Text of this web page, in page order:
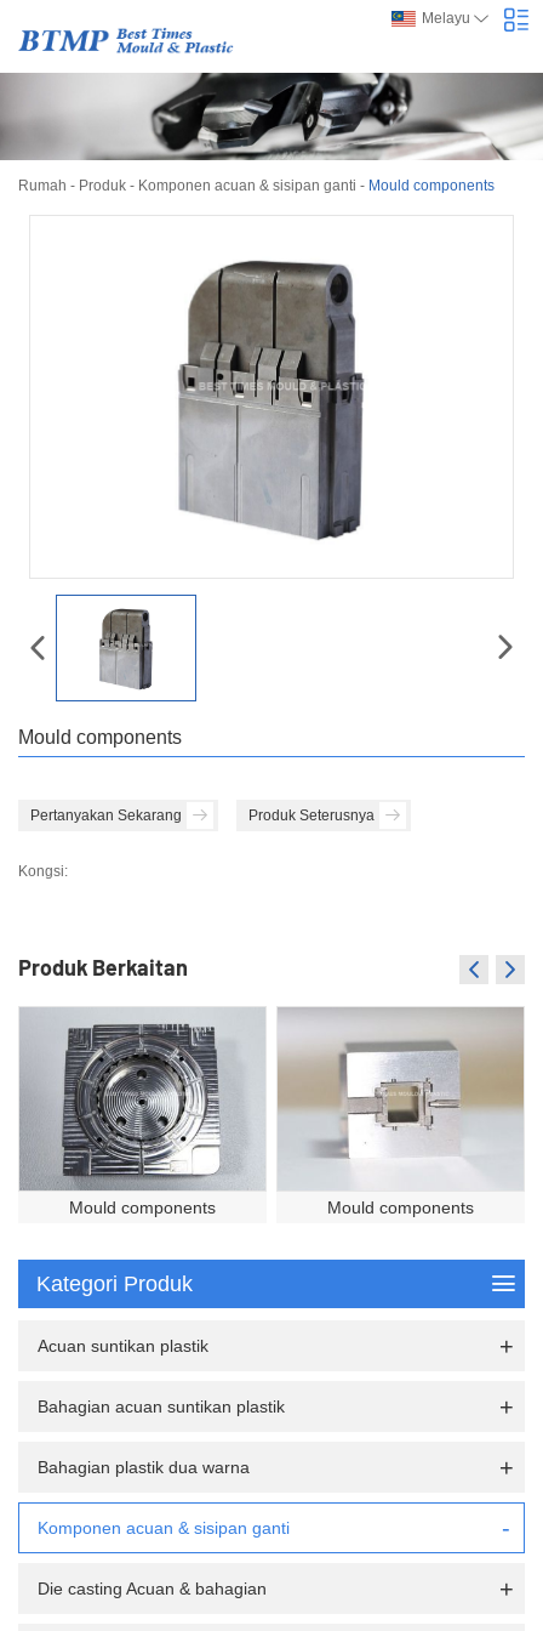
Melayu
Rumah - Produk - Komponen acuan & sisipan ganti - Mould components
Mould components
Pertanyakan Sekarang Produk Seterusnya
Kongsi:
Produk Berkaitan
Mould components Mould components
Kategori Produk
Acuan suntikan plastik
Bahagian acuan suntikan plastik
Bahagian plastik dua warna
Komponen acuan & sisipan ganti
Die casting Acuan & bahagian